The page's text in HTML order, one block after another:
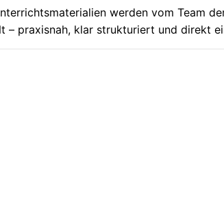
werden vom Team
– praxisnah, klar strukturiert und direkt